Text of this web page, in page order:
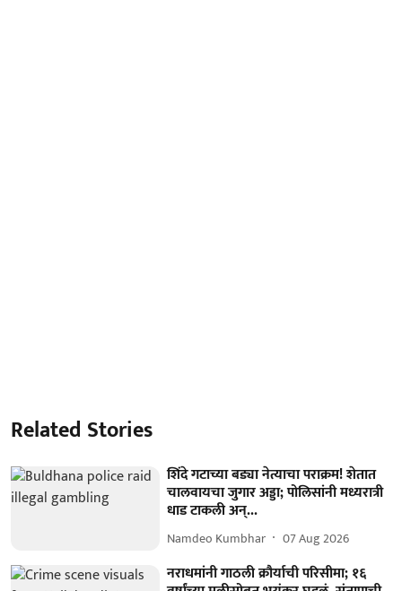
Related Stories
शिंदे गटाच्या बड्या नेत्याचा पराक्रम! शेतात
चालवायचा जुगार अड्डा; पोलिसांनी मध्यरात्री
धाड टाकली अन्...
Namdeo Kumbhar 07 Aug 2026
नराधमांनी गाठली क्रौर्याची परिसीमा; १६